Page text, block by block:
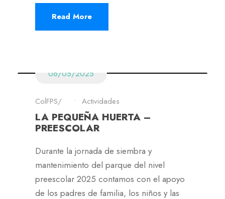
Read More
06/05/2025
ColFPS • Actividades
LA PEQUEÑA HUERTA –
PREESCOLAR
Durante la jornada de siembra y
mantenimiento del parque del nivel
preescolar 2025 contamos con el apoyo
de los padres de familia, los niños y las